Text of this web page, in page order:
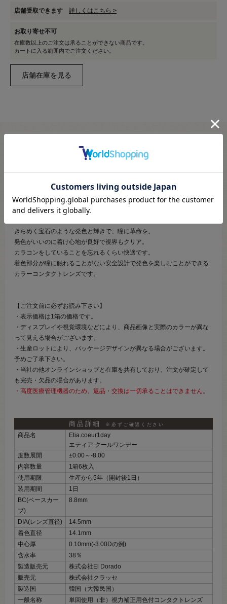
店舗受取できます 詳しくはこちら >
お取り寄せ不可
在庫数以上のご注文は承ることができない商品です。
カートに入る範囲内でご注文ください。
1DAYタイプの使い捨てカラーコンタクトレンズです。
★面倒なお手入れ不要で清潔です。★
アニメや漫画の2次元発色をリアルに再現。
きらめく宝石のような発色と輝きで、瞳に革命を。
発色がいいのに着け心地が良好で視界もクリア。
カラコンをしていることを忘れるくらい快適です。
着色部分が瞳に触れることがない安全設計で発色を楽しむことができる
カラーコンタクトレンズです。
【ご注文前に必ずお読み下さい】
・表示価格は1箱の価格です。
・ディスプレイや視覚環境などにより、商品画像と実際のカラーが異な
って見える場合がございます。
・生産ロットにより、パッケージデザインが異なる場合がございます。
予めご了承下さい。
・当社の他オンラインショップと在庫を共有しており、注文が確定して
も完売・欠品の場合があります。
・高度医療管理機器のため、返品・交換は一切承ることはできません。
商品詳細 ※必ずご確認ください
商品名
Etia.coeur1day
エティア クールワンデー
度数展開
±0.00～‐8.00
内容数量
1箱6枚入
使用期限
生産から5年（開封後1日）
装用期間
1日
BC(ベースカー
ブ)
8.8mm
DIA(レンズ直径)
14.5mm
着色直径
14.1mm
中心厚
0.10mm(-3.00Dの例)
含水率
38％
製造販売元
株式会社El Dorado
販売元
株式会社クラッセ
製造国
韓国（大韓民国）
一般名称
単回使用（非）視力補正用色付コンタクトレンズ